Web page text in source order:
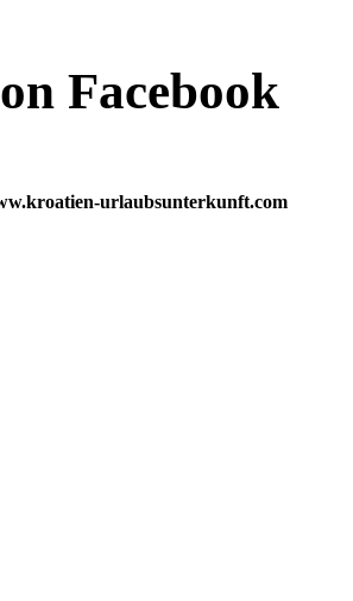
Facebook
urlaubsunterkunft.com